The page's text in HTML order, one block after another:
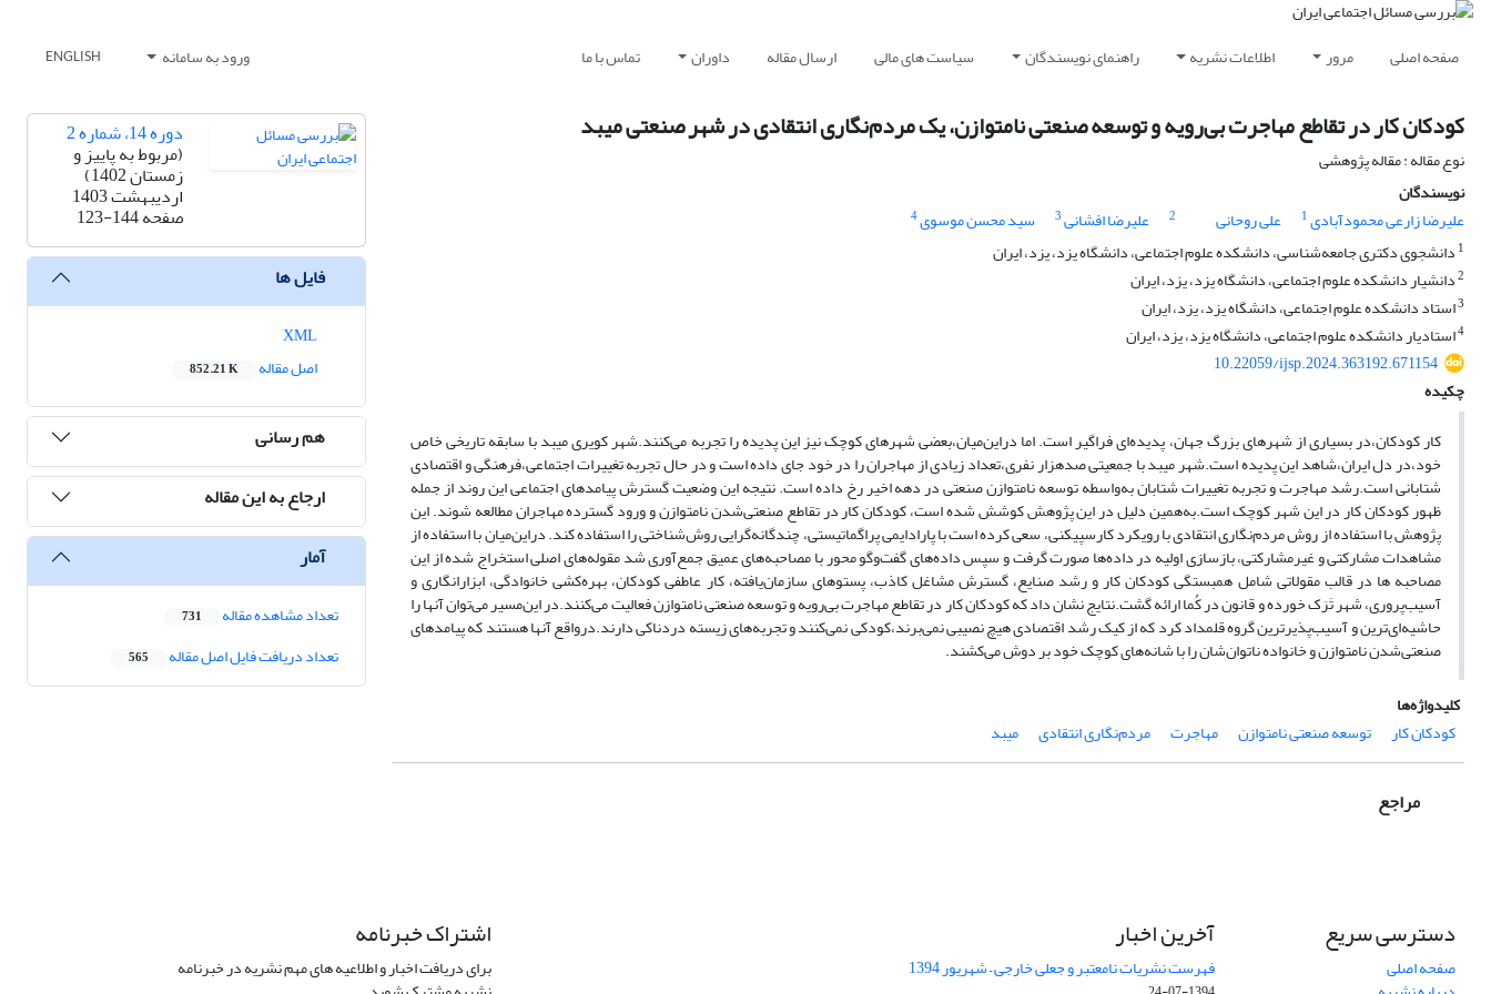
صفحه اصلی مرور اطلاعات نشریه راهنمای نویسندگان سیاست های مالی ارسال مقاله داوران تماس با ما ورود به سامانه ENGLISH
کودکان کار در تقاطع مهاجرت بی‌رویه و توسعه صنعتی نامتوازن، یک مردم‌نگاری انتقادی در شهر صنعتی میبد
نوع مقاله : مقاله پژوهشی
نویسندگان
علیرضا زارعی محمودآبادی1 علی روحانی 2 علیرضا افشانی3 سید محسن موسوی4
1 دانشجوی دکتری جامعه‌شناسی، دانشکده علوم اجتماعی، دانشگاه یزد، یزد، ایران
2دانشیار دانشکده علوم اجتماعی، دانشگاه یزد، یزد، ایران
3استاد دانشکده علوم اجتماعی، دانشگاه یزد، یزد، ایران
4استادیار دانشکده علوم اجتماعی، دانشگاه یزد، یزد، ایران
10.22059/ijsp.2024.363192.671154
چکیده
کار کودکان،در بسیاری از شهرهای بزرگ جهان، پدیده‌ای فراگیر است. اما دراین‌میان،بعضی شهرهای کوچک نیز این پدیده را تجربه می‌کنند.شهر کویری میبد با سابقه تاریخی خاص
خود،در دل ایران،شاهد این پدیده است.شهر میبد با جمعیتی صدهزار نفری،تعداد زیادی از مهاجران را در خود جای داده است و در حال تجربه تغییرات اجتماعی،فرهنگی و اقتصادی
شتابانی است.رشد مهاجرت و تجربه تغییرات شتابان به‌واسطه توسعه نامتوازن صنعتی در دهه اخیر رخ داده است. نتیجه این وضعیت گسترش پیامدهای اجتماعی این روند از جمله
ظهور کودکان کار در این شهر کوچک است.به‌همین دلیل در این پژوهش کوشش شده است، کودکان کار در تقاطع صنعتی‌شدن نامتوازن و ورود گسترده مهاجران مطالعه شوند. این
پژوهش با استفاده از روش مردم‌نگاری انتقادی با رویکرد کارسپیکنی، سعی کرده است با پارادایمی پراگماتیستی، چندگانه‌گرایی روش‌شناختی را استفاده کند. دراین‌میان با استفاده از
مشاهدات مشارکتی و غیرمشارکتی، بازسازی اولیه در داده‌ها صورت گرفت و سپس داده‌های گفت‌وگو محور با مصاحبه‌های عمیق جمع‌آوری شد مقوله‌های اصلی استخراج شده از این
مصاحبه ها در قالب مقولاتی شامل همبستگی کودکان کار و رشد صنایع، گسترش مشاغل کاذب، پستوهای سازمان‌یافته، کار عاطفی کودکان، بهره‌کشی خانوادگی، ابزارانگاری و
آسیب‌پروری، شهر تَرَک خورده و قانون در کُما ارائه گشت.نتایج نشان داد که کودکان کار در تقاطع مهاجرت بی‌رویه و توسعه صنعتی نامتوازن فعالیت می‌کنند.در این‌مسیر می‌توان آنها را
حاشیه‌ای‌ترین و آسیب‌پذیرترین گروه قلمداد کرد که از کیک رشد اقتصادی هیچ نصیبی نمی‌برند،کودکی نمی‌کنند و تجربه‌های زیسته دردناکی دارند.درواقع آنها هستند که پیامدهای
صنعتی‌شدن نامتوازن و خانواده ناتوان‌شان را با شانه‌های کوچک خود بر دوش می‌کشند.
کلیدواژه‌ها
کودکان کار
توسعه صنعتی نامتوازن مهاجرت مردم‌نگاری انتقادی میبد
مراجع
دوره 14، شماره 2
(مربوط به پاییز و
زمستان 1402)
اردیبهشت 1403
صفحه123-144
فایل ها
اصل مقاله
852.21 K
هم رسانی
ارجاع به این مقاله
آمار
تعداد مشاهده مقاله 731
تعداد دریافت فایل اصل مقاله 565
دسترسی سریع
صفحه اصلی
آخرین اخبار
فهرست نشریات نامعتبر و جعلی خارجی – شهریور 1394
اشتراک خبرنامه
برای دریافت اخبار و اطلاعیه های مهم نشریه در خبرنامه